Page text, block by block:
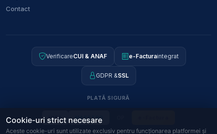
Contact
VerificareCUI & ANAF e-Facturaintegrat
GDPR &SSL
PLATĂ SIGURĂ
VISA MAESTRO
Cookie-uri strict necesare
Aceste cookie-uri sunt utilizate exclusiv pentru funcționarea platformei și